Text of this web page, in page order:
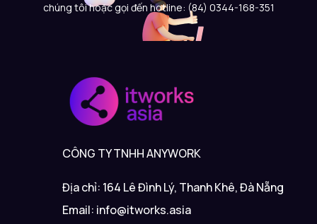
chúng tôi hoặc gọi đến hotline: (84) 0344-168-351
CÔNG TY TNHH ANYWORK
Địa chỉ: 164 Lê Đình Lý, Thanh Khê, Đà Nẵng
Email: info@itworks.asia